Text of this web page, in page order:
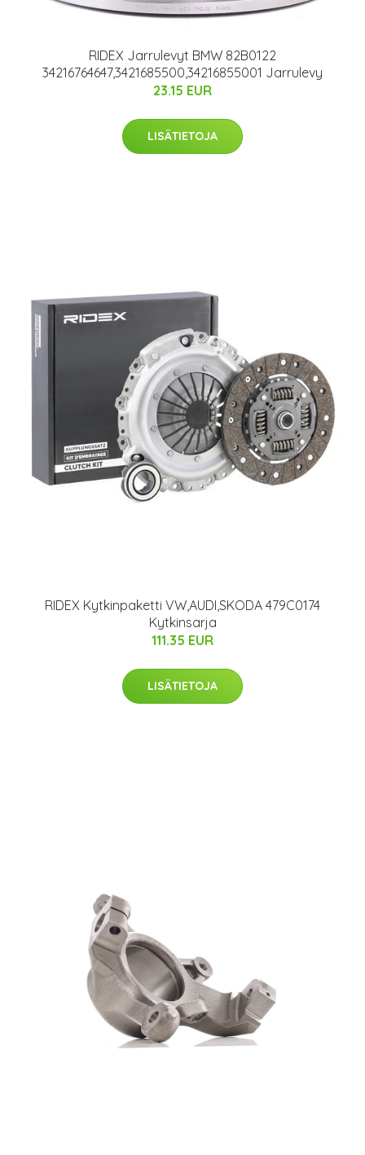
RIDEX Jarrulevyt BMW 82B0122
34216764647,3421685500,34216855001 Jarrulevy
23.15 EUR
LISÄTIETOJA
RIDEX Kytkinpaketti VW,AUDI,SKODA 479C0174
Kytkinsarja
111.35 EUR
LISÄTIETOJA